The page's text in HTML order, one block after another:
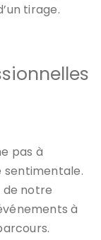
tirage.
pas à
sentimentale.
notre
à